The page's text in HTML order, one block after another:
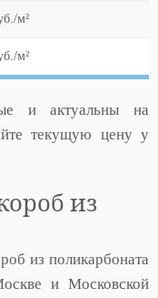
м²
м²
и актуальны на
текущую цену у
из
из поликарбоната
и Московской